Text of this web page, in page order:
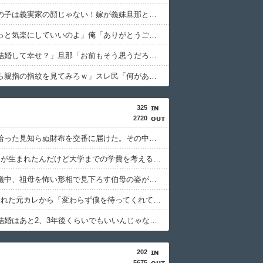
トメ「この子は義実家の顔じゃない！嫁が義妹旦那とフリンしたのよ！」私「DNA鑑定します？」義妹旦那「もちろんです」→結果…
義母「もっと気楽にしていいのよ」俺「ありがとうございます…」→アットホームすぎる嫁実家になじめず…
私「私と結婚して幸せ？」旦那「お前もそう思うだろ？」→その返事が忘れられず、後日まさかの展開に…
俺「お前ら親指の指紋を見てみろｗ」スレ民「何があるんだ？」→見た瞬間、思わず笑ってしまう人が続出して…
325
2720
旅行先で拾った見知らぬ財布を交番に届けた。その中の免許証を見た警察官から「これ、あなたじゃないですか」と言われ…
先月2人目が生まれたんだけど大学までの学費を考えると3人目は厳しい。赤ちゃんの育児に携われるのはこれで最後なのかと思うと涙が…
伯母の葬儀中、祖母を怖い形相で見下ろす伯母の姿が見えた。それを兄に話したら「ばあちゃんにはずいぶん虐められてたからなぁ」と…
1年前に別れた元カレから「変わらず僕を待ってくれていると確信しています」とメールが届いた。別れの言葉は心の中の魔が言わせたとして復縁を求められ…
彼女に「結婚はあと2、3年後くらいでもいいんじゃない？」的な事を言ったら「それ、30歳で結婚できる前提で考えてるよね？」と言われた。意味が分からず聞き返したら…
202